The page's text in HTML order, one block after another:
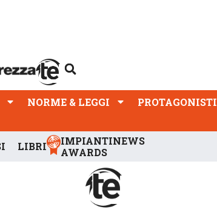
NORME & LEGGI PROTAGONISTI
LIBRI
IMPIANTINEWS
AWARDS